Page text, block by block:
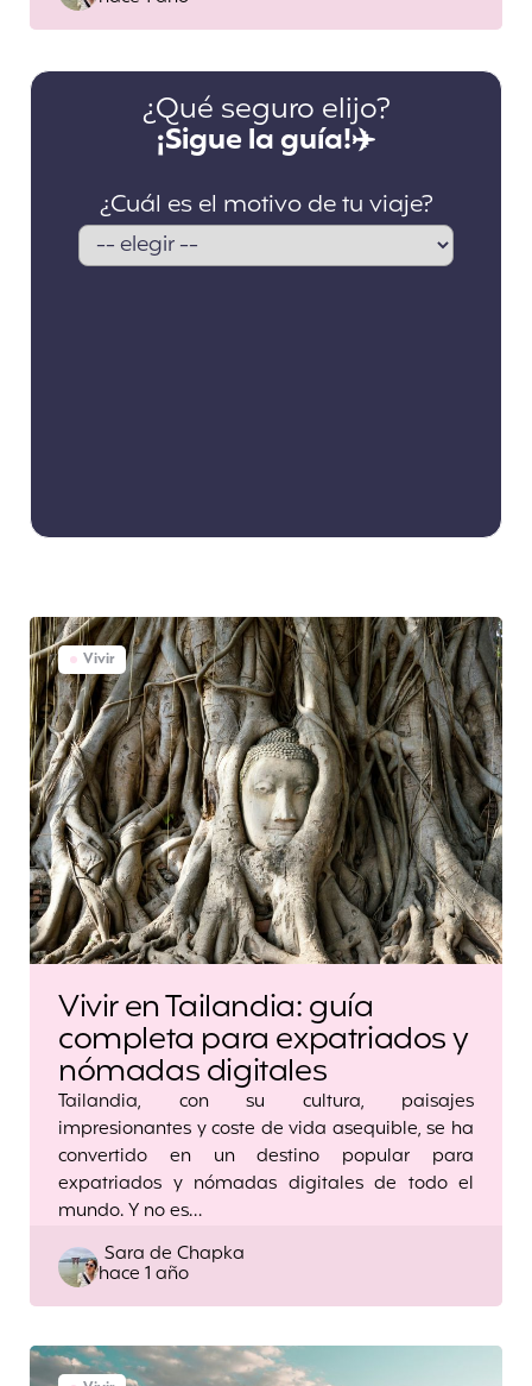
Vivir
Vivir en Tailandia: guía
completa para expatriados y
nómadas digitales
Tailandia, con su cultura, paisajes
impresionantes y coste de vida asequible, se ha
convertido en un destino popular para
expatriados y nómadas digitales de todo el
mundo. Y no es…
Posted
by
Sara de Chapka
hace 1 año